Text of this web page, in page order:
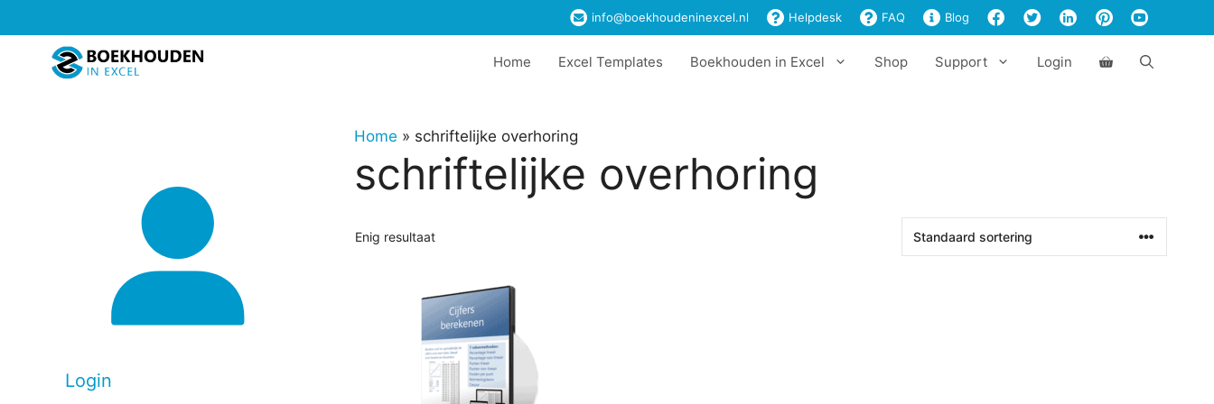
naar
info@boekhoudeninexcel.nl Helpdesk FAQ Blog
Home Excel Templates Boekhouden in Excel Shop Support Login
Home » schriftelijke overhoring
schriftelijke overhoring
Enig resultaat
Login